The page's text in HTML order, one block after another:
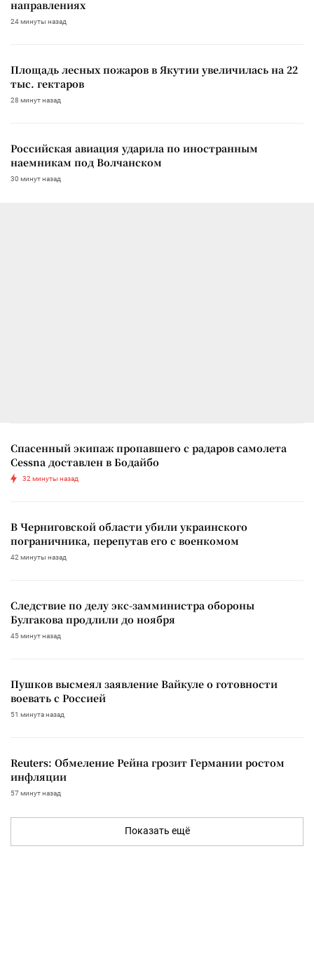
направлениях
24 минуты назад
Площадь лесных пожаров в Якутии увеличилась на 22
тыс. гектаров
28 минут назад
Российская авиация ударила по иностранным
наемникам под Волчанском
30 минут назад
Спасенный экипаж пропавшего с радаров самолета
Cessna доставлен в Бодайбо
32 минуты назад
В Черниговской области убили украинского
пограничника, перепутав его с военкомом
42 минуты назад
Следствие по делу экс-замминистра обороны
Булгакова продлили до ноября
45 минут назад
Пушков высмеял заявление Вайкуле о готовности
воевать с Россией
51 минута назад
Reuters: Обмеление Рейна грозит Германии ростом
инфляции
57 минут назад
Показать ещё